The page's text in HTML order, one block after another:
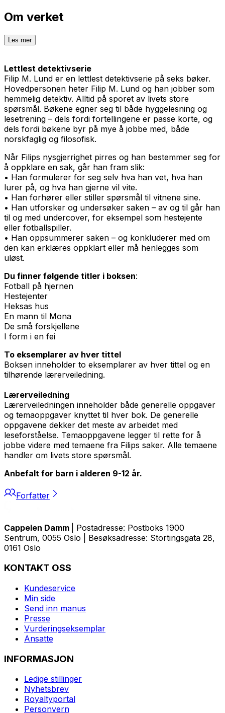
Om verket
Les mer
Lettlest detektivserie
Filip M. Lund er en lettlest detektivserie på seks bøker.
Hovedpersonen heter Filip M. Lund og han jobber som
hemmelig detektiv. Alltid på sporet av livets store
spørsmål. Bøkene egner seg til både hyggelesning og
lesetrening – dels fordi fortellingene er passe korte, og
dels fordi bøkene byr på mye å jobbe med, både
norskfaglig og filosofisk.
Når Filips nysgjerrighet pirres og han bestemmer seg for
å oppklare en sak, går han fram slik:
• Han formulerer for seg selv hva han vet, hva han
lurer på, og hva han gjerne vil vite.
• Han forhører eller stiller spørsmål til vitnene sine.
• Han utforsker og undersøker saken – av og til går han
til og med undercover, for eksempel som hestejente
eller fotballspiller.
• Han oppsummerer saken – og konkluderer med om
den kan erklæres oppklart eller må henlegges som
uløst.
Du finner følgende titler i boksen:
Fotball på hjernen
Hestejenter
Heksas hus
En mann til Mona
De små forskjellene
I form i en fei
To eksemplarer av hver tittel
Boksen inneholder to eksemplarer av hver tittel og en
tilhørende lærerveiledning.
Lærerveiledning
Lærerveiledningen inneholder både generelle oppgaver
og temaoppgaver knyttet til hver bok. De generelle
oppgavene dekker det meste av arbeidet med
leseforståelse. Temaoppgavene legger til rette for å
jobbe videre med temaene fra Filips saker. Alle temaene
handler om livets store spørsmål.
Anbefalt for barn i alderen 9-12 år.
Forfatter
Cappelen Damm
| Postadresse: Postboks 1900
Sentrum, 0055 Oslo | Besøksadresse: Stortingsgata 28,
0161 Oslo
KONTAKT OSS
Kundeservice
Min side
Send inn manus
Presse
Vurderingseksemplar
Ansatte
INFORMASJON
Ledige stillinger
Nyhetsbrev
Royaltyportal
Personvern